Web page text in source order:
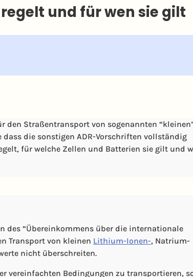
und für wen sie gilt
den Straßentransport von sogenannten
die sonstigen ADR-Vorschriften vollständig
für welche Zellen und Batterien sie gilt und
des “Übereinkommens über die internationale
Transport von kleinen Lithium-Ionen-, Natrium-
nicht überschreiten.
vereinfachten Bedingungen zu transportieren,